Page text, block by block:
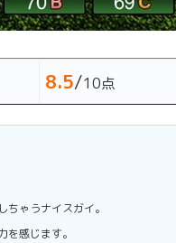
8.5/10点
ゃうナイスガイ。
感じます。